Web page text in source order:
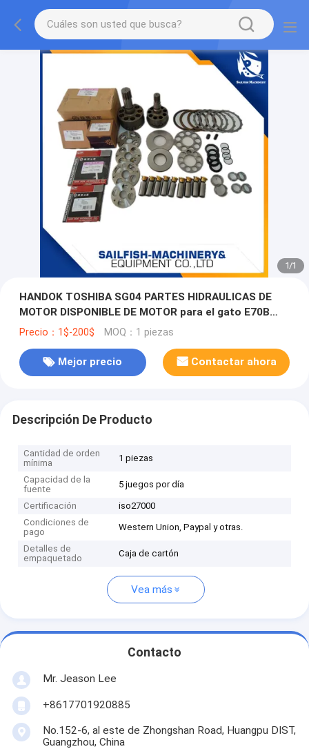
1/1
HANDOK TOSHIBA SG04 PARTES HIDRAULICAS DE
MOTOR DISPONIBLE DE MOTOR para el gato E70B
KATO HD512 KOBELCO SK120 excavadora
Precio：1$-200$ MOQ：1 piezas
Mejor precio Contactar ahora
Descripción De Producto
Cantidad de orden
mínima
1 piezas
Capacidad de la
fuente
5 juegos por día
Certificación
iso27000
Condiciones de
pago
Western Union, Paypal y otras.
Detalles de
empaquetado
Caja de cartón
Vea más
Contacto
Mr. Jeason Lee
+8617701920885
No.152-6, al este de Zhongshan Road, Huangpu DIST,
Guangzhou, China